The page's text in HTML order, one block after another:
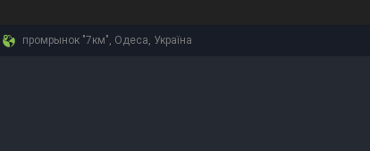
промрынок "7км", Одеса, Україна